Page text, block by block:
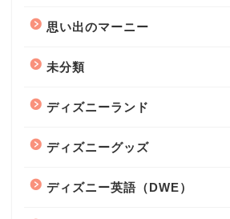
思い出のマーニー
未分類
ディズニーランド
ディズニーグッズ
ディズニー英語（DWE）